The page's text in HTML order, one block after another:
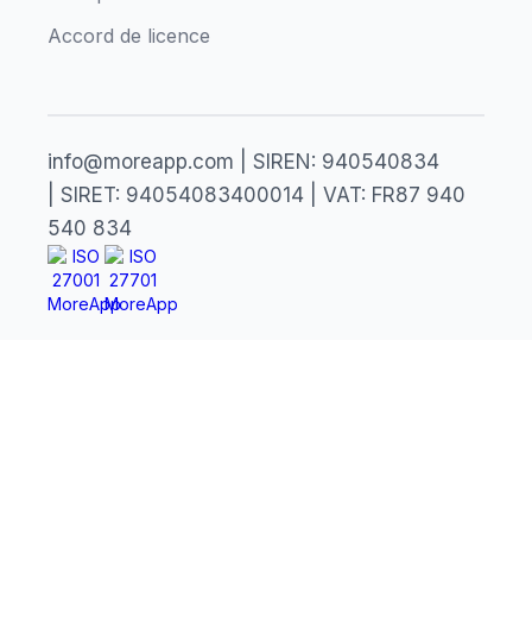
Accord de licence
info@moreapp.com | SIREN: 940540834
| SIRET: 94054083400014 | VAT: FR87 940
540 834